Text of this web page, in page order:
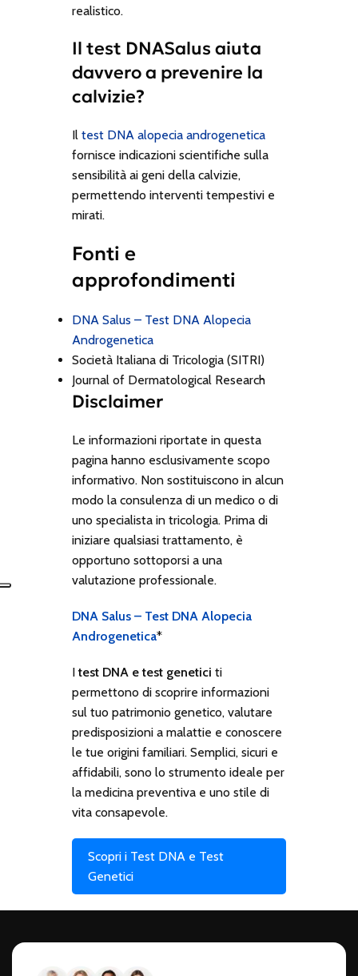
realistico.
Il test DNASalus aiuta
davvero a prevenire la
calvizie?
Il test DNA alopecia androgenetica
fornisce indicazioni scientifiche sulla
sensibilità ai geni della calvizie,
permettendo interventi tempestivi e
mirati.
Fonti e
approfondimenti
DNA Salus – Test DNA Alopecia
Androgenetica
Società Italiana di Tricologia (SITRI)
Journal of Dermatological Research
Disclaimer
Le informazioni riportate in questa
pagina hanno esclusivamente scopo
informativo. Non sostituiscono in alcun
modo la consulenza di un medico o di
uno specialista in tricologia. Prima di
iniziare qualsiasi trattamento, è
opportuno sottoporsi a una
valutazione professionale.
DNA Salus – Test DNA Alopecia
Androgenetica*
Itest DNA e test genetici ti
permettono di scoprire informazioni
sul tuo patrimonio genetico, valutare
predisposizioni a malattie e conoscere
le tue origini familiari. Semplici, sicuri e
affidabili, sono lo strumento ideale per
la medicina preventiva e uno stile di
vita consapevole.
Scopri i Test DNA e Test
Genetici